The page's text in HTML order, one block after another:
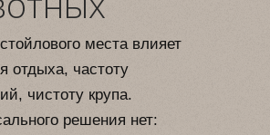
места влияет
отдыха, частоту
чистоту крупа.
решения нет: